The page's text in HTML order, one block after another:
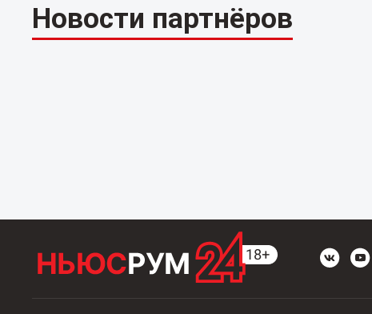
Новости партнёров